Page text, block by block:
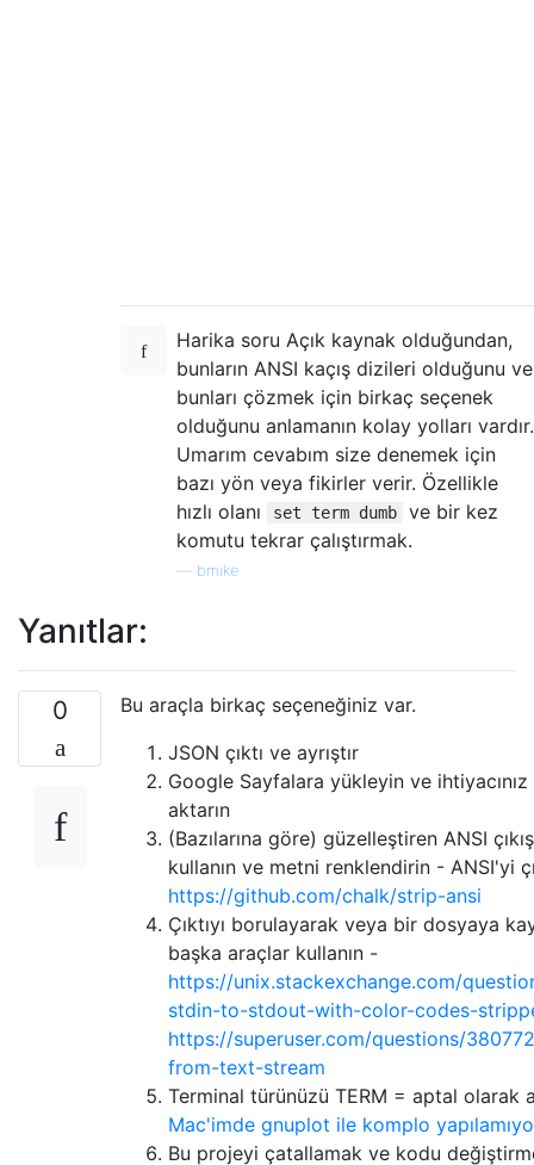
Harika soru Açık kaynak olduğundan,
bunların ANSI kaçış dizileri olduğunu ve
bunları çözmek için birkaç seçenek
olduğunu anlamanın kolay yolları vardır.
Umarım cevabım size denemek için
bazı yön veya fikirler verir. Özellikle
hızlı olanı
set term dumb
ve bir kez
komutu tekrar çalıştırmak.
bmike
Yanıtlar:
0
Bu araçla birkaç seçeneğiniz var.
JSON çıktı ve ayrıştır
Google Sayfalara yükleyin ve
aktarın
(Bazılarına göre) güzelleştiren ANSI
kullanın ve metni renklendirin - ANSI'yi
https://github.com/chalk/strip-ansi
Çıktıyı borulayarak veya bir dosyaya
başka araçlar kullanın -
https://unix.stackexchange.com/
stdin-to-stdout-with-color-codes-
https://superuser.com/questions/
from-text-stream
Terminal türünüzü TERM = aptal olarak
Mac'imde gnuplot ile komplo
Bu projeyi çatallamak ve kodu